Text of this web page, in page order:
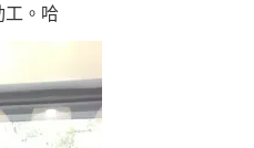
工。哈